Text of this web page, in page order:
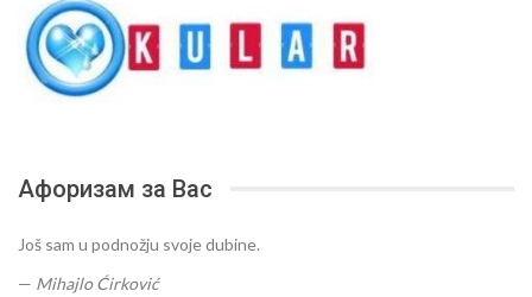
Афоризам за Вас
Još sam u podnožju svoje dubine.
— Mihajlo Ćirković